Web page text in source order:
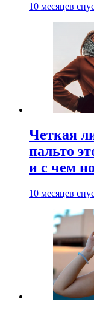
10 месяцев
Четкая
пальто
и с чем
10 месяцев